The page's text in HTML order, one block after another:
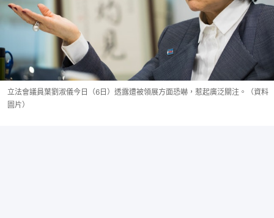
立法會議員葉劉淑儀今日（6日）透露遭被領展方面恐嚇，惹起廣泛關注。（資料
圖片）